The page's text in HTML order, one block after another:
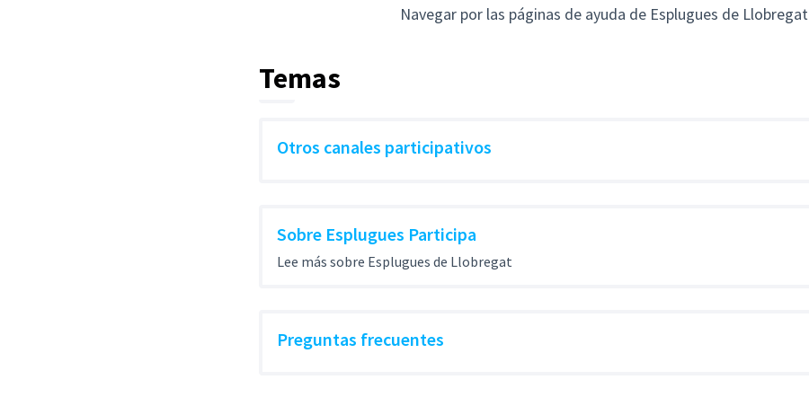
Navegar por las páginas de ayuda de Esplugues de Llobregat
Temas
Otros canales participativos
Sobre Esplugues Participa
Lee más sobre Esplugues de Llobregat
Preguntas frecuentes